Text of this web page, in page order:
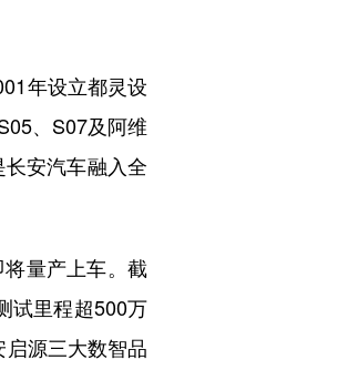
年设立都灵设
、S07及阿维
安汽车融入全
量产上车。截
试里程超500万
源三大数智品